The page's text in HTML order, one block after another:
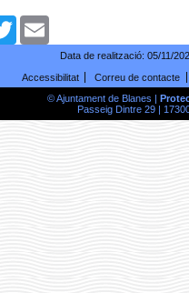
Twitter
Data de realització: 05/11/
Accessibilitat
Correu de contacte
© Ajuntament de Blanes |
Passeig Dintre 29 |